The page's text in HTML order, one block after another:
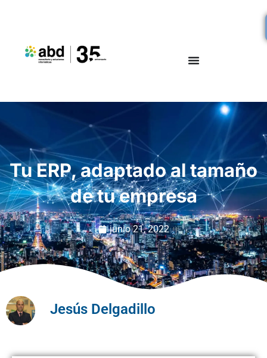
Tu ERP, adaptado al tamaño
de tu empresa
junio 21, 2022
Jesús Delgadillo